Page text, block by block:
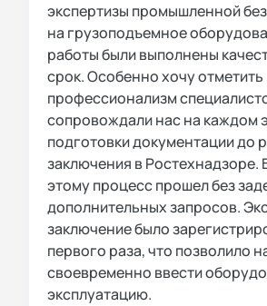
экспертизы промышленной
на грузоподъемное
работы были выполнены
срок. Особенно хочу отметить
профессионализм
сопровождали нас на каждом
подготовки документации до
заключения в Ростехнадзоре.
этому процесс прошел без
дополнительных запросов.
заключение было
первого раза, что позволило
своевременно ввести
эксплуатацию.